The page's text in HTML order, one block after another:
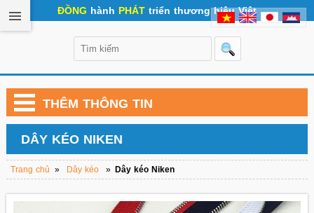
ĐỒNG hành PHÁT triển thương hiệu Việt
THÊM THÔNG TIN
DÂY KÉO NIKEN
Trang chủ » Dây kéo » Dây kéo Niken